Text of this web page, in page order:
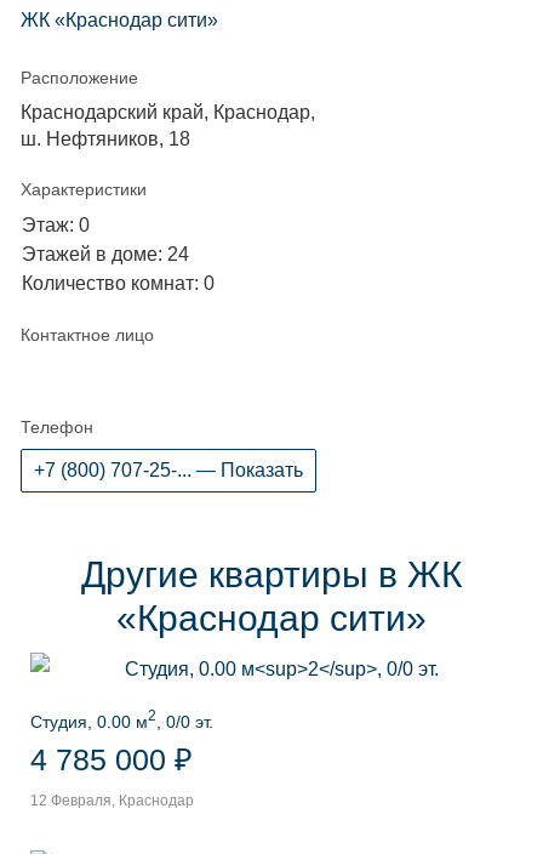
ЖК «Краснодар сити»
Расположение
Краснодарский край, Краснодар,
ш. Нефтяников, 18
Характеристики
Этаж: 0
Этажей в доме: 24
Количество комнат: 0
Контактное лицо
Телефон
+7 (800) 707-25-... — Показать
Другие квартиры в ЖК
«Краснодар сити»
Студия, 0.00 м2 , 0/0 эт.
4 785 000 ₽
12 Февраля, Краснодар